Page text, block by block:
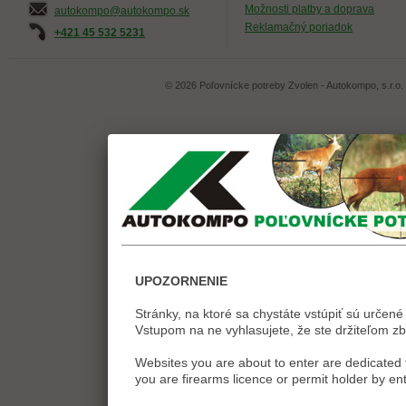
autokompo@autokompo.sk
+421 45 532 5231
Možnosti platby a doprava
Reklamačný poriadok
© 2026 Poľovnícke potreby Zvolen - Autokompo, s.r.o.
UPOZORNENIE
Stránky, na ktoré sa chystáte vstúpiť sú
Vstupom na ne vyhlasujete, že ste držiteľom
Websites you are about to enter are
you are firearms licence or permit holder by